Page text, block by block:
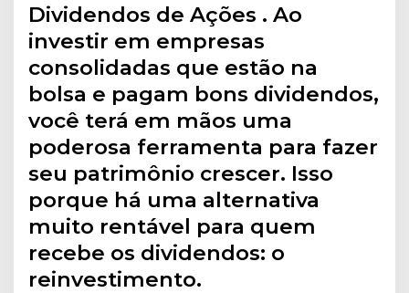
Dividendos de Ações . Ao
investir em empresas
consolidadas que estão na
bolsa e pagam bons dividendos,
você terá em mãos uma
poderosa ferramenta para fazer
seu patrimônio crescer. Isso
porque há uma alternativa
muito rentável para quem
recebe os dividendos: o
reinvestimento.